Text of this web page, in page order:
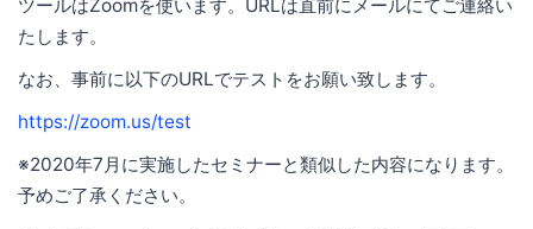
ツールはZoomを使います。URLは直前にメールにてご連絡い
たします。
なお、事前に以下のURLでテストをお願い致します。
https://zoom.us/test
※2020年7月に実施したセミナーと類似した内容になります。
予めご了承ください。